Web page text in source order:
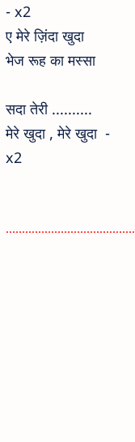
- x2
ए मेरे ज़िंदा खुदा
भेज रूहका मस्सा
सदा तेरी ..........
मेरे खुदा , मेरे खुदा -
x2